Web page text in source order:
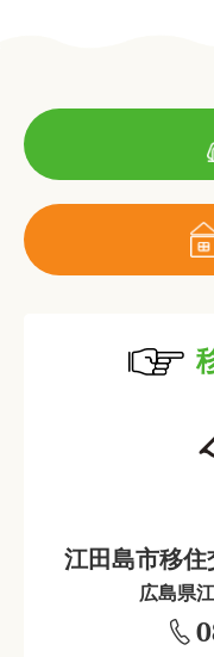
江田島市移住
広島県